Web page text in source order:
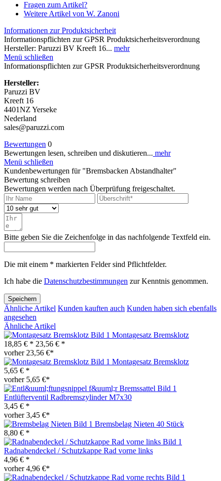
Fragen zum Artikel?
Weitere Artikel von W. Zanoni
Informationen zur Produktsicherheit
Informationspflichten zur GPSR Produktsicherheitsverordnung
Hersteller: Paruzzi BV Kreeft 16... mehr
Menü schließen
Informationspflichten zur GPSR Produktsicherheitsverordnung
Hersteller:
Paruzzi BV
Kreeft 16
4401NZ Yerseke
Nederland
sales@paruzzi.com
Bewertungen 0
Bewertungen lesen, schreiben und diskutieren... mehr
Menü schließen
Kundenbewertungen für "Bremsbacken Abstandhalter"
Bewertung schreiben
Bewertungen werden nach Überprüfung freigeschaltet.
Bitte geben Sie die Zeichenfolge in das nachfolgende Textfeld ein.
Die mit einem * markierten Felder sind Pflichtfelder.
Ich habe die Datenschutzbestimmungen zur Kenntnis genommen.
Speichern
Ähnliche Artikel Kunden kauften auch Kunden haben sich ebenfalls
angesehen
Ähnliche Artikel
Montagesatz Bremsklotz
18,85 € * 23,56 € *
vorher 23,56 €*
Montagesatz Bremsklotz
5,65 € *
vorher 5,65 €*
Entlüfterventil Radbremszylinder M7x30
3,45 € *
vorher 3,45 €*
Bremsbelag Nieten 40 Stück
8,80 € *
Radnabendeckel / Schutzkappe Rad vorne links
4,96 € *
vorher 4,96 €*